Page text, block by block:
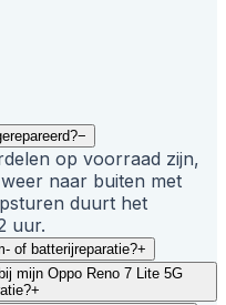
−
op voorraad zijn,
naar buiten met
duurt het
uur.
of batterijreparatie?+
mijn Oppo Reno 7 Lite 5G
+